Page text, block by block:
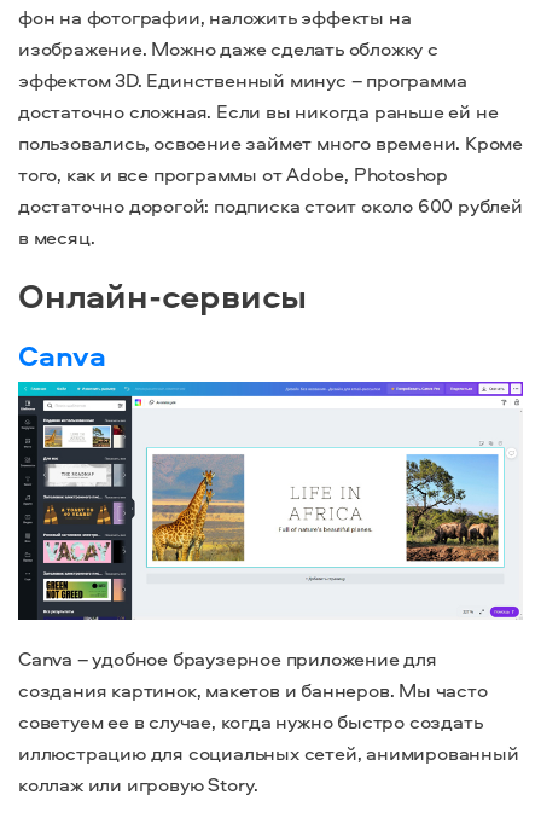
фон на фотографии, наложить эффекты на
изображение. Можно даже сделать обложку с
эффектом 3D. Единственный минус – программа
достаточно сложная. Если вы никогда раньше ей не
пользовались, освоение займет много времени. Кроме
того, как и все программы от Adobe, Photoshop
достаточно дорогой: подписка стоит около 600 рублей
в месяц.
Онлайн-сервисы
Canva
Canva – удобное браузерное приложение для
создания картинок, макетов и баннеров. Мы часто
советуем ее в случае, когда нужно быстро создать
иллюстрацию для социальных сетей, анимированный
коллаж или игровую Story.